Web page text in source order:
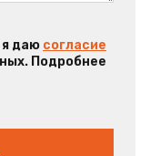
я даю согласие
Подробнее